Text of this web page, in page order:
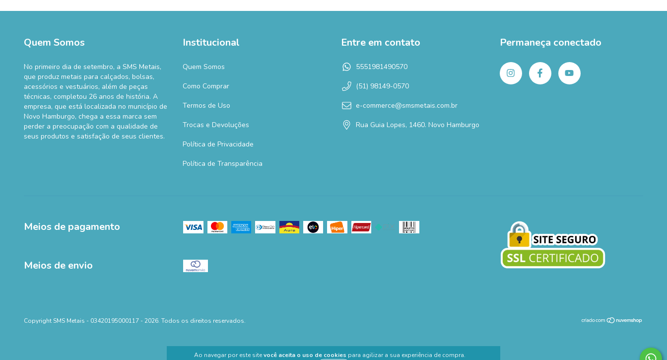
Ao navegar por este sitevocê aceita o uso de cookies para agilizar a sua experiência de compra.
Quem Somos
No primeiro dia de setembro, a SMS Metais,
que produz metais para calçados, bolsas,
acessórios e vestuários, além de peças
técnicas, completou 26 anos de história. A
empresa, que está localizada no município de
Novo Hamburgo, chega a essa marca sem
perder a preocupação com a qualidade de
seus produtos e satisfação de seus clientes.
Institucional
Quem Somos
Como Comprar
Termos de Uso
Trocas e Devoluções
Política de Privacidade
Política de Transparência
Entre em contato
5551981490570
(51) 98149-0570
e-commerce@smsmetais.com.br
Rua Guia Lopes, 1460. Novo Hamburgo
Permaneça conectado
Meios de pagamento
Meios de envio
Copyright SMS Metais - 03420195000117 - 2026. Todos os direitos reservados.